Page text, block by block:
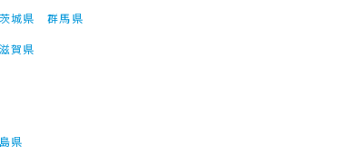
茨城県
群馬県
滋賀県
県